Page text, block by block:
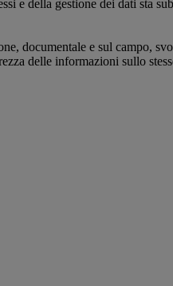
e della gestione dei dati sta
documentale e sul campo,
delle informazioni sullo